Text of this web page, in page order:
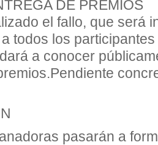
DE PREMIOS
el fallo, que será
todos los
a conocer
pasarán a